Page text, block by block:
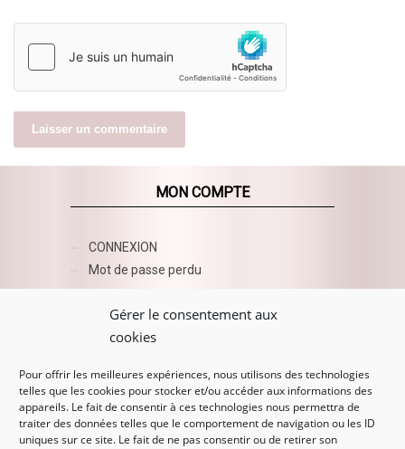
Gérer le consentement aux
cookies
Pour offrir les meilleures expériences, nous utilisons des technologies
telles que les cookies pour stocker et/ou accéder aux informations des
appareils. Le fait de consentir à ces technologies nous permettra de
traiter des données telles que le comportement de navigation ou les ID
uniques sur ce site. Le fait de ne pas consentir ou de retirer son
MON COMPTE
CONNEXION
Mot de passe perdu
AZUR BEAUTY ESHOP